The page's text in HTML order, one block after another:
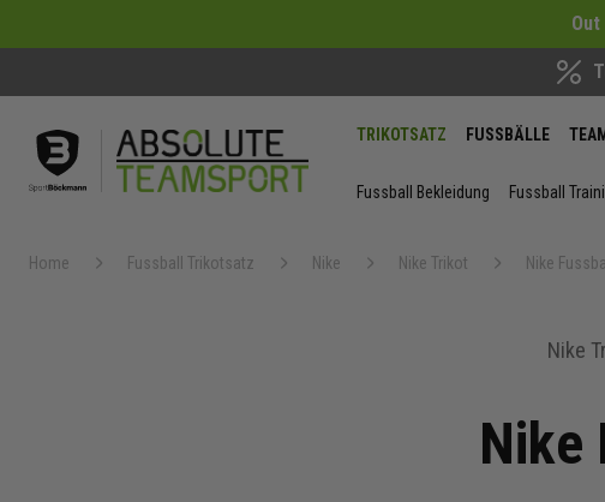
TRIKOTSATZ FUSSBÄLLE
Fussball Bekleidung Fussball
Home Fussball Trikotsatz Nike Nike Trikot Nike
Nike
Nike